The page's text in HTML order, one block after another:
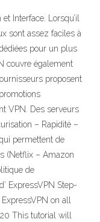
Interface. Lorsqu’il
sont assez faciles à
pour un plus
couvre également
proposent
VPN. Des serveurs
– Rapidité –
permettent de
(Netflix – Amazon
de
ExpressVPN Step-
on all
This tutorial will